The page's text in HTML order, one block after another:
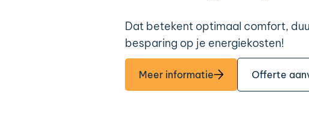
Dat betekent optimaal comfort,
besparing op je energiekosten!
Meer informatie Offerte